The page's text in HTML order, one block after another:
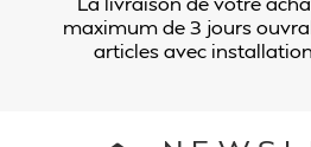
maximum de 3 jours
articles avec